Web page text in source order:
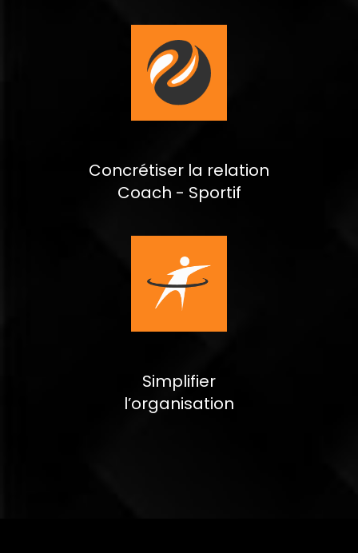
Concrétiser la relation
Coach - Sportif
Simplifier
l’organisation